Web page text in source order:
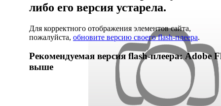
либо его версия устарела.
Для корректного отображения элементов сайта,
пожалуйста, обновите версию своего flash-плеера.
Рекомендуемая версия flash-плеера: Adobe
выше